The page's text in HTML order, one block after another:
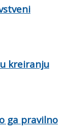
kreiranju
ga pravilno